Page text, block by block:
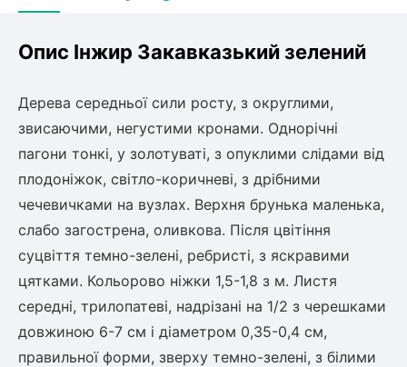
Опис Інжир Закавказький зелений
Дерева середньої сили росту, з округлими,
звисаючими, негустими кронами. Однорічні
пагони тонкі, у золотуваті, з опуклими слідами від
плодоніжок, світло-коричневі, з дрібними
чечевичками на вузлах. Верхня брунька маленька,
слабо загострена, оливкова. Після цвітіння
суцвіття темно-зелені, ребристі, з яскравими
цятками. Кольорово ніжки 1,5-1,8 з м. Листя
середні, трилопатеві, надрізані на 1/2 з черешками
довжиною 6-7 см і діаметром 0,35-0,4 см,
правильної форми, зверху темно-зелені, з білими